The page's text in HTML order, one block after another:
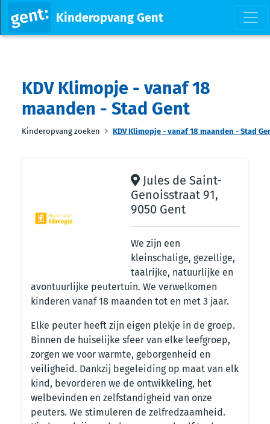
Kinderopvang Gent
KDV Klimopje - vanaf 18
maanden - Stad Gent
Kinderopvang zoeken KDV Klimopje - vanaf 18 maanden - Stad
Jules de Saint-
Genoisstraat 91,
9050 Gent
We zijn een
kleinschalige, gezellige,
taalrijke, natuurlijke en
avontuurlijke peutertuin. We verwelkomen
kinderen vanaf 18 maanden tot en met 3 jaar.
Elke peuter heeft zijn eigen plekje in de groep.
Binnen de huiselijke sfeer van elke leefgroep,
zorgen we voor warmte, geborgenheid en
veiligheid. Dankzij begeleiding op maat van elk
kind, bevorderen we de ontwikkeling, het
welbevinden en zelfstandigheid van onze
peuters. We stimuleren de zelfredzaamheid.